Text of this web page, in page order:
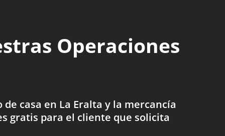
Operaciones
casa en La Eralta y la mercancía
gratis para el cliente que solicita